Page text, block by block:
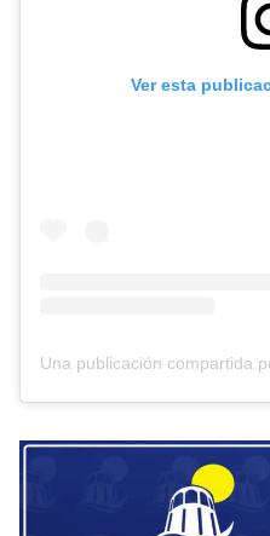
Ver esta
Una publicación compartida por